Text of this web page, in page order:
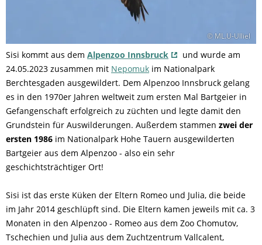
© ML.U-Ulliel
Sisi kommt aus dem Alpenzoo Innsbruck
und wurde am
24.05.2023 zusammen mit Nepomuk im Nationalpark
Berchtesgaden ausgewildert. Dem Alpenzoo Innsbruck gelang
es in den 1970er Jahren weltweit zum ersten Mal Bartgeier in
Gefangenschaft erfolgreich zu züchten und legte damit den
Grundstein für Auswilderungen. Außerdem stammen zwei der
ersten 1986 im Nationalpark Hohe Tauern ausgewilderten
Bartgeier aus dem Alpenzoo - also ein sehr
geschichtsträchtiger Ort!
Sisi ist das erste Küken der Eltern Romeo und Julia, die beide
im Jahr 2014 geschlüpft sind. Die Eltern kamen jeweils mit ca. 3
Monaten in den Alpenzoo - Romeo aus dem Zoo Chomutov,
Tschechien und Julia aus dem Zuchtzentrum Vallcalent,